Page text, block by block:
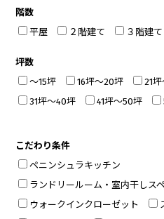
階数
平屋
２階建て ３階建て
坪数
～15坪
16坪～20坪 21
31坪～40坪
41坪～50坪
こだわり条件
ペニンシュラキッチン
ランドリールーム・室内干しス
ウォークインクローゼット